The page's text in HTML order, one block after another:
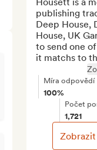
publishing
Deep House,
House, UK
to send one
it matchs to
Míra odpovědí
100%
Počet
1,721